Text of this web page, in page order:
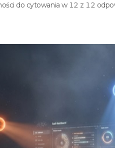
do cytowania w 12 z 12